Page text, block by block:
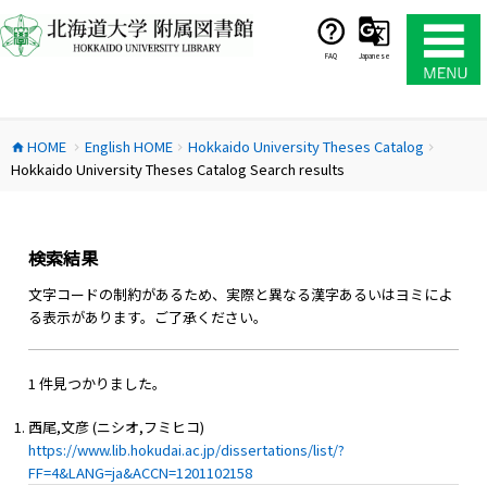
ン
テ
ス
キ
FAQ Japanese
home HOME chevron_right English HOMEchevron_right Hokkaido University Theses Catalog chevron_right
Hokkaido University Theses Catalog Search results
検索結果
文字コードの制約があるため、実際と異なる漢字あるいはヨミによ
る表示があります。ご了承ください。
1 件見つかりました。
西尾,文彦 (ニシオ,フミヒコ)
https://www.lib.hokudai.ac.jp/dissertations/list/?
FF=4&LANG=ja&ACCN=1201102158